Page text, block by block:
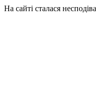
На сайті сталася